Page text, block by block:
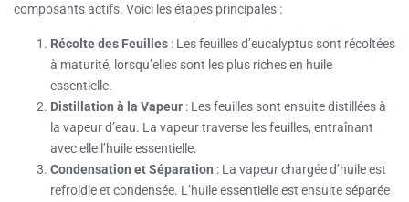
composants actifs. Voici les étapes principales :
Récolte des Feuilles : Les feuilles d’eucalyptus sont récoltées
à maturité, lorsqu’elles sont les plus riches en huile
essentielle.
Distillation à la Vapeur : Les feuilles sont ensuite distillées à
la vapeur d’eau. La vapeur traverse les feuilles, entraînant
avec elle l’huile essentielle.
Condensation et Séparation : La vapeur chargée d’huile est
refroidie et condensée. L’huile essentielle est ensuite séparée